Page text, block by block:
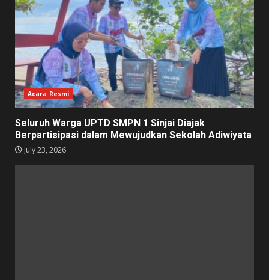
Acara Resmi
Seluruh Warga UPTD SMPN 1 Sinjai Diajak
Berpartisipasi dalam Mewujudkan Sekolah Adiwiyata
July 23, 2026